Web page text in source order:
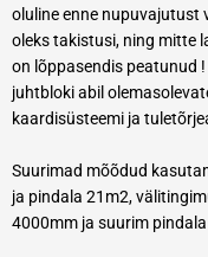
oluline enne nupuvajutust
oleks takistusi, ning mitte
on lõppasendis peatunud
juhtbloki abil
kaardisüsteemi ja
Suurimad mõõdud
ja pindala 21m2,
4000mm ja suurim